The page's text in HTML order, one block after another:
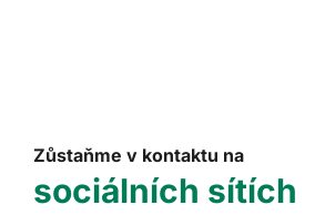
Zůstaňme v kontaktu na
sociálních sítích